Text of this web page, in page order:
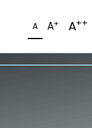
A A+ A++